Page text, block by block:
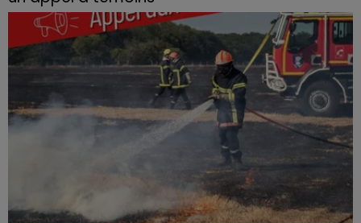
Le feu, parti d'une haie avant de se propager au
quartier résidentiel, avait détruit deux habitations et
contraint à l'évacuation d'une centaine de personnes.